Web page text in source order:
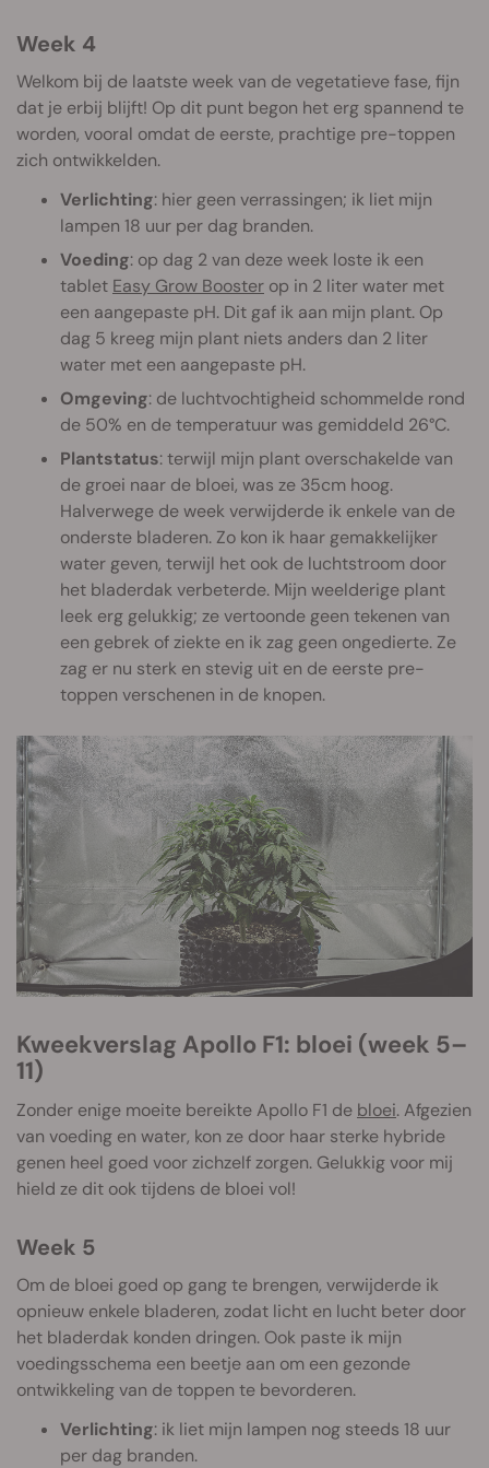
Week 4
Welkom bij de laatste week van de vegetatieve fase, fijn
dat je erbij blijft! Op dit punt begon het erg spannend te
worden, vooral omdat de eerste, prachtige pre-toppen
zich ontwikkelden.
Verlichting: hier geen verrassingen; ik liet mijn
lampen 18 uur per dag branden.
Voeding: op dag 2 van deze week loste ik een
tablet Easy Grow Booster op in 2 liter water met
een aangepaste pH. Dit gaf ik aan mijn plant. Op
dag 5 kreeg mijn plant niets anders dan 2 liter
water met een aangepaste pH.
Omgeving: de luchtvochtigheid schommelde rond
de 50% en de temperatuur was gemiddeld 26°C.
Plantstatus: terwijl mijn plant overschakelde van
de groei naar de bloei, was ze 35cm hoog.
Halverwege de week verwijderde ik enkele van de
onderste bladeren. Zo kon ik haar gemakkelijker
water geven, terwijl het ook de luchtstroom door
het bladerdak verbeterde. Mijn weelderige plant
leek erg gelukkig; ze vertoonde geen tekenen van
een gebrek of ziekte en ik zag geen ongedierte. Ze
zag er nu sterk en stevig uit en de eerste pre-
toppen verschenen in de knopen.
Kweekverslag Apollo F1: bloei (week 5–
11)
Zonder enige moeite bereikte Apollo F1 de bloei. Afgezien
van voeding en water, kon ze door haar sterke hybride
genen heel goed voor zichzelf zorgen. Gelukkig voor mij
hield ze dit ook tijdens de bloei vol!
Week 5
Om de bloei goed op gang te brengen, verwijderde ik
opnieuw enkele bladeren, zodat licht en lucht beter door
het bladerdak konden dringen. Ook paste ik mijn
voedingsschema een beetje aan om een gezonde
ontwikkeling van de toppen te bevorderen.
Verlichting: ik liet mijn lampen nog steeds 18 uur
per dag branden.